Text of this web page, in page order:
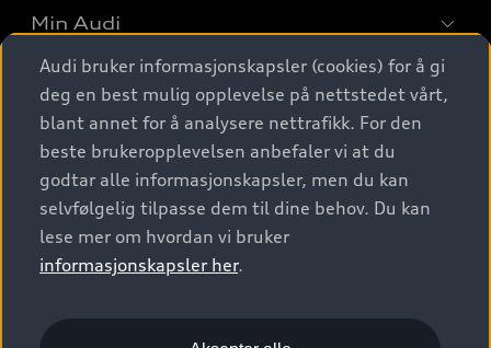
Sammenlign bilmodeller
Elbiler
SUV
Stasjonsvogn
Sportback
S/RS
Konseptbiler og prototyper
Kjøpshjelp
Biler på lager
Finn forhandler
Bestill prøvekjøring
Kontakt forhandler
Bilgarantier
Min Audi
Behold nybilfølelsen
Audi Originalt tilbehør
Verkstedtjenester
Digitale tjenester
Audi digitale tjenester
Audi connect
Functions on demand
Kom i gang med myAudi
Audi Norge
Kundeservice
Audi Driving Experience
© 2026 AUDI NORGE. All Rights Reserved.
Audi bruker informasjonskapsler (cookies) for å gi
deg en best mulig opplevelse på nettstedet vårt,
blant annet for å analysere nettrafikk. For den
beste brukeropplevelsen anbefaler vi at du
godtar alle informasjonskapsler, men du kan
selvfølgelig tilpasse dem til dine behov. Du kan
lese mer om hvordan vi bruker
informasjonskapsler her.